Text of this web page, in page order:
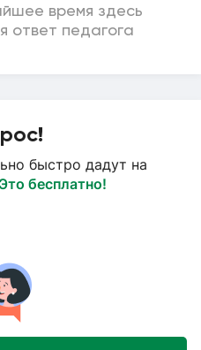
время здесь
ответ педагога
быстро дадут на
Это бесплатно!